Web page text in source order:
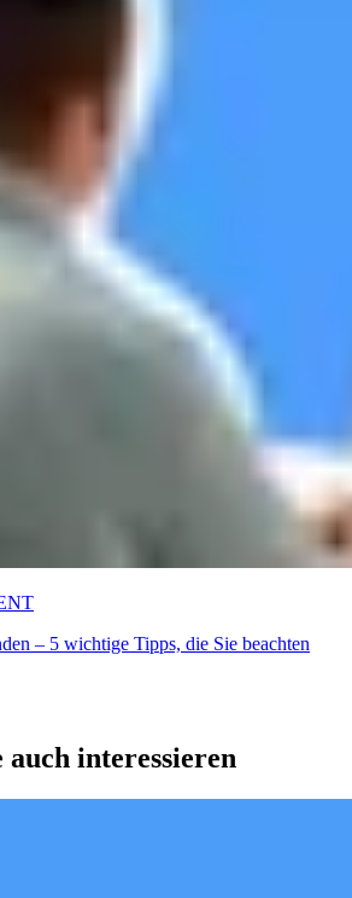
– 5 wichtige Tipps, die Sie beachten
auch interessieren